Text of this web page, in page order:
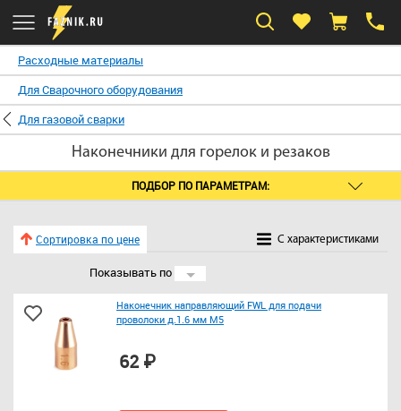
Расходные материалы
Для Сварочного оборудования
Для газовой сварки
Наконечники для горелок и резаков
ПОДБОР ПО ПАРАМЕТРАМ:
Сортировка по цене C характеристиками
Показывать по 24
Наконечник направляющий FWL для подачи
проволоки д.1.6 мм M5
62 ₽